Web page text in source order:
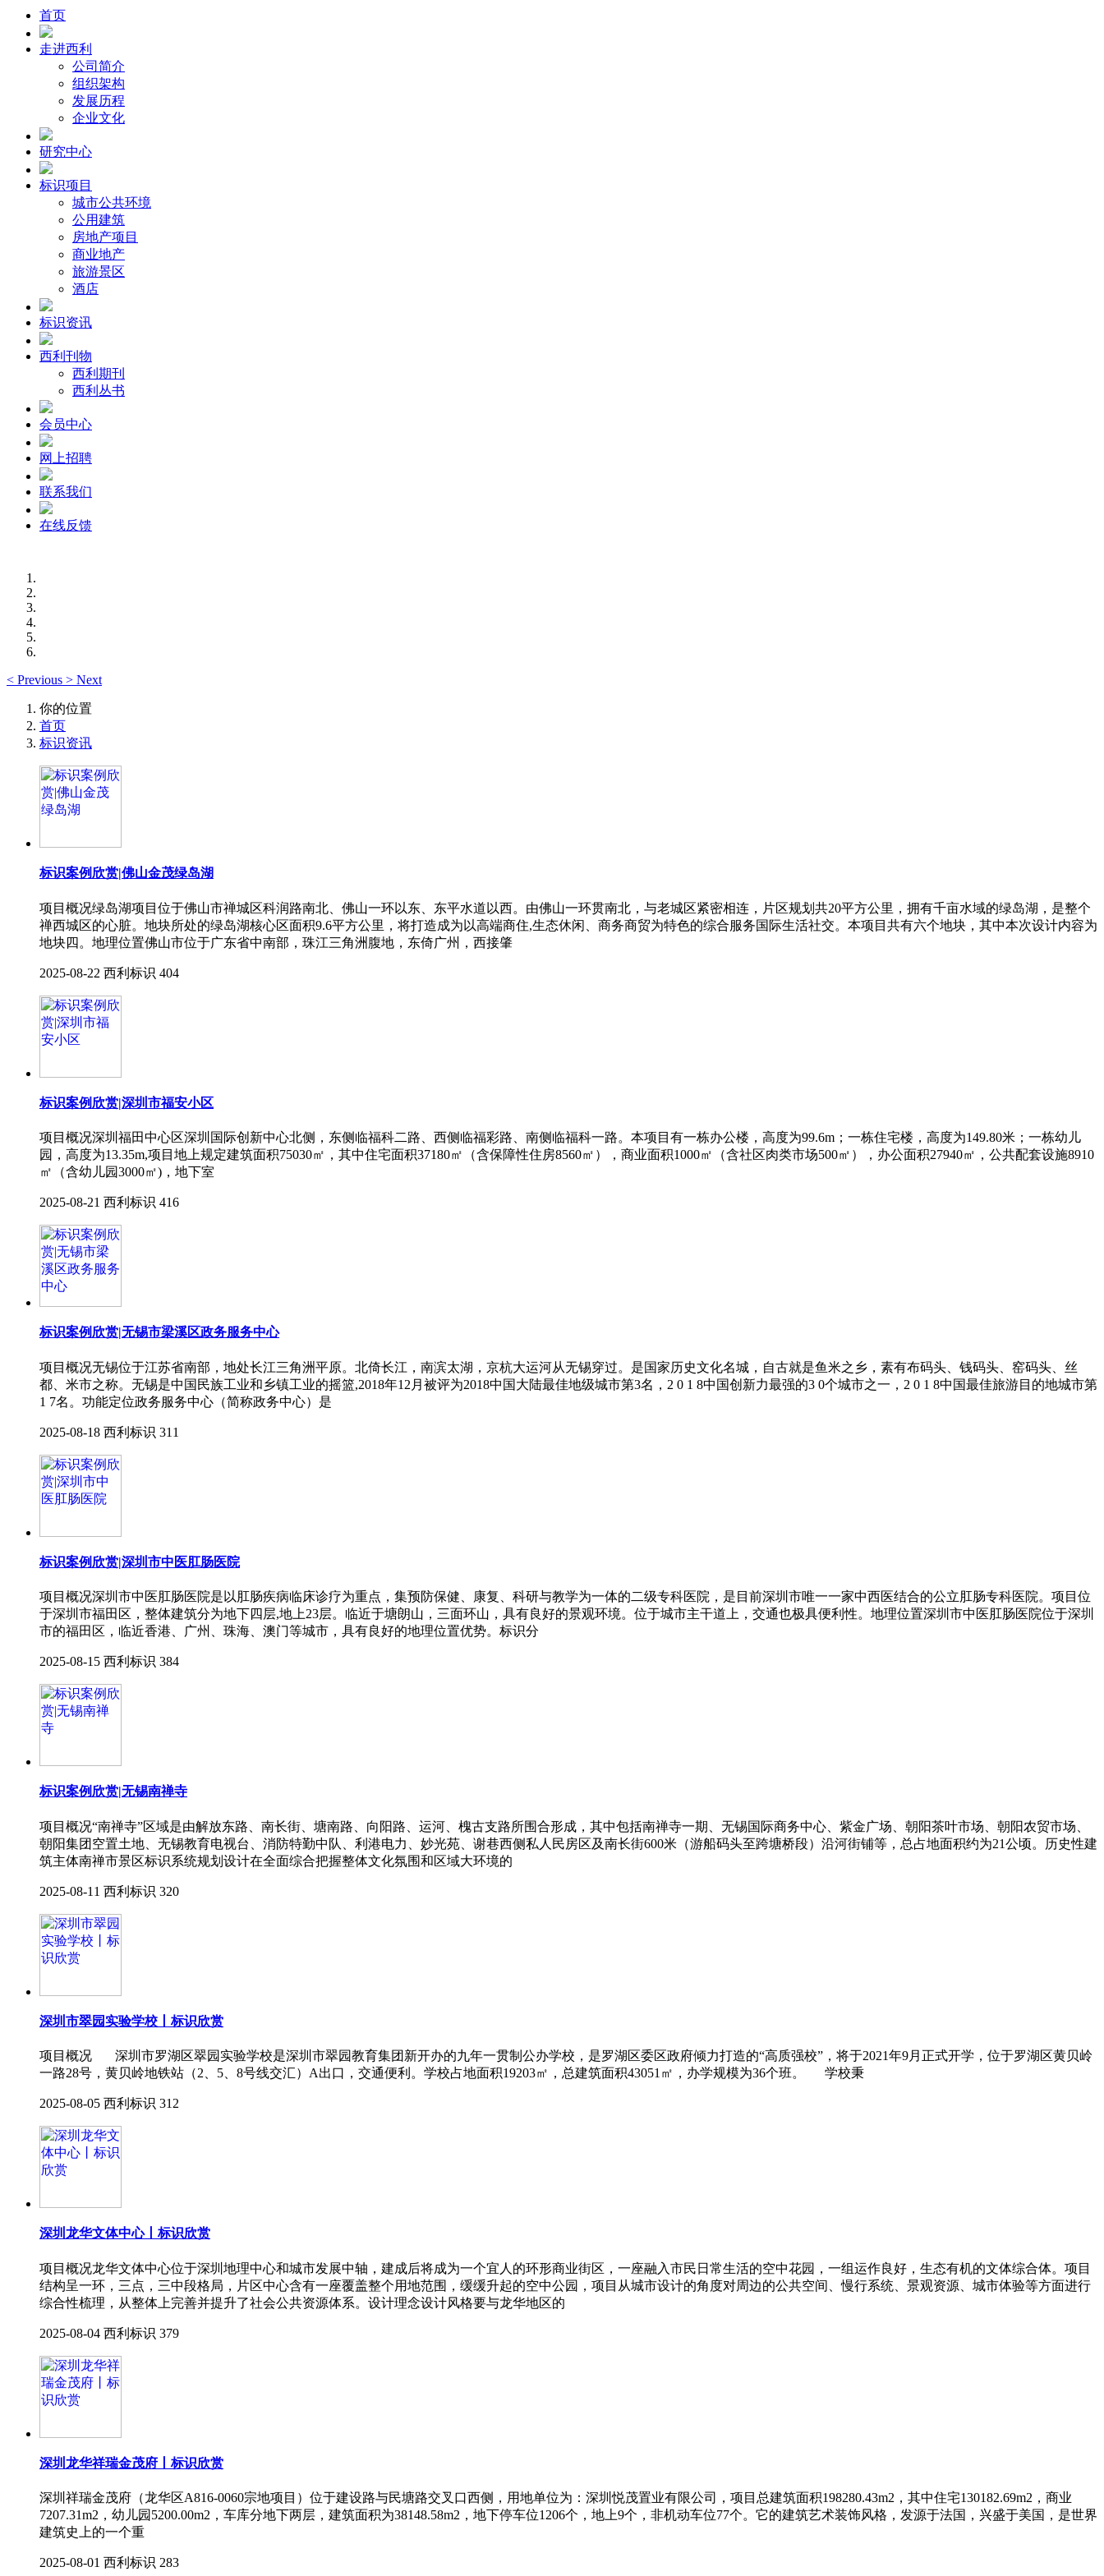
首页
走进西利
公司简介
组织架构
发展历程
企业文化
研究中心
标识项目
城市公共环境
公用建筑
房地产项目
商业地产
旅游景区
酒店
标识资讯
西利刊物
西利期刊
西利丛书
会员中心
网上招聘
联系我们
在线反馈
< Previous > Next
你的位置
首页
标识资讯
标识案例欣赏|佛⼭⾦茂绿岛湖
项⽬概况绿岛湖项⽬位于佛⼭市禅城区科润路南北、佛⼭⼀环以东、东平⽔道以⻄。由佛⼭⼀环贯南北，与⽼城区紧密相连，⽚区规划共20平⽅公⾥，拥有千亩⽔域的绿岛湖，是整个
禅⻄城区的⼼脏。地块所处的绿岛湖核⼼区⾯积9.6平⽅公⾥，将打造成为以⾼端商住,⽣态休闲、商务商贸为特⾊的综合服务国际⽣活社交。本项⽬共有六个地块，其中本次设计内容为
地块四。地理位置佛⼭市位于⼴东省中南部，珠江三⻆洲腹地，东倚⼴州，西接肇
2025-08-22 西利标识 404
标识案例欣赏|深圳市福安小区
项⽬概况深圳福⽥中⼼区深圳国际创新中⼼北侧，东侧临福科⼆路、西侧临福彩路、南侧临福科⼀路。本项⽬有⼀栋办公楼，⾼度为99.6m；⼀栋住宅楼，⾼度为149.80⽶；⼀栋幼⼉
园，⾼度为13.35m,项⽬地上规定建筑⾯积75030㎡，其中住宅⾯积37180㎡（含保障性住房8560㎡），商业⾯积1000㎡（含社区⾁类市场500㎡），办公⾯积27940㎡，公共配套设施8910
㎡（含幼⼉园3000㎡)，地下室
2025-08-21 西利标识 416
标识案例欣赏|无锡市梁溪区政务服务中心
项目概况无锡位于江苏省南部，地处长江三角洲平原。北倚长江，南滨太湖，京杭大运河从无锡穿过。是国家历史文化名城，自古就是鱼米之乡，素有布码头、钱码头、窑码头、丝
都、米市之称。无锡是中国民族工业和乡镇工业的摇篮,2018年12月被评为2018中国大陆最佳地级城市第3名，2 0 1 8中国创新力最强的3 0个城市之一，2 0 1 8中国最佳旅游目的地城市第
1 7名。功能定位政务服务中心（简称政务中心）是
2025-08-18 西利标识 311
标识案例欣赏|深圳市中医肛肠医院
项⽬概况深圳市中医肛肠医院是以肛肠疾病临床诊疗为重点，集预防保健、康复、科研与教学为⼀体的⼆级专科医院，是⽬前深圳市唯⼀⼀家中西医结合的公⽴肛肠专科医院。项⽬位
于深圳市福⽥区，整体建筑分为地下四层,地上23层。临近于塘朗⼭，三⾯环⼭，具有良好的景观环境。位于城市主⼲道上，交通也极具便利性。地理位置深圳市中医肛肠医院位于深圳
市的福⽥区，临近⾹港、⼴州、珠海、澳⻔等城市，具有良好的地理位置优势。标识分
2025-08-15 西利标识 384
标识案例欣赏|无锡南禅寺
项目概况“南禅寺”区域是由解放东路、南长街、塘南路、向阳路、运河、槐古支路所围合形成，其中包括南禅寺一期、无锡国际商务中心、紫金广场、朝阳茶叶市场、朝阳农贸市场、
朝阳集团空置土地、无锡教育电视台、消防特勤中队、利港电力、妙光苑、谢巷西侧私人民房区及南长街600米（游船码头至跨塘桥段）沿河街铺等，总占地面积约为21公顷。历史性建
筑主体南禅市景区标识系统规划设计在全面综合把握整体文化氛围和区域大环境的
2025-08-11 西利标识 320
深圳市翠园实验学校丨标识欣赏
项⽬概况 深圳市罗湖区翠园实验学校是深圳市翠园教育集团新开办的九年一贯制公办学校，是罗湖区委区政府倾力打造的“高质强校”，将于2021年9月正式开学，位于罗湖区黄贝岭
一路28号，黄贝岭地铁站（2、5、8号线交汇）A出口，交通便利。学校占地面积19203㎡，总建筑面积43051㎡，办学规模为36个班。 学校秉
2025-08-05 西利标识 312
深圳龙华文体中心丨标识欣赏
项目概况龙华文体中心位于深圳地理中心和城市发展中轴，建成后将成为一个宜人的环形商业街区，一座融入市民日常生活的空中花园，一组运作良好，生态有机的文体综合体。项目
结构呈一环，三点，三中段格局，片区中心含有一座覆盖整个用地范围，缓缓升起的空中公园，项目从城市设计的角度对周边的公共空间、慢行系统、景观资源、城市体验等方面进行
综合性梳理，从整体上完善并提升了社会公共资源体系。设计理念设计风格要与龙华地区的
2025-08-04 西利标识 379
深圳龙华祥瑞金茂府丨标识欣赏
深圳祥瑞金茂府（龙华区A816-0060宗地项目）位于建设路与民塘路交叉口西侧，用地单位为：深圳悦茂置业有限公司，项目总建筑面积198280.43m2，其中住宅130182.69m2，商业
7207.31m2，幼儿园5200.00m2，车库分地下两层，建筑面积为38148.58m2，地下停车位1206个，地上9个，非机动车位77个。它的建筑艺术装饰风格，发源于法国，兴盛于美国，是世界
建筑史上的一个重
2025-08-01 西利标识 283